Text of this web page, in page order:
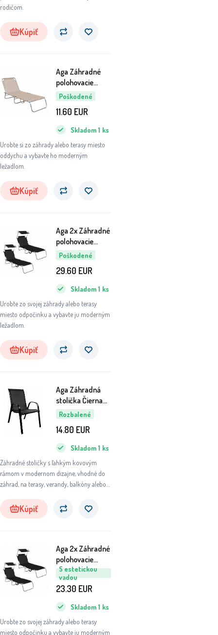
rodičom.
Kúpiť
Poškodené
Aga Záhradné
polohovacie
ležadlo Béžové
6DAZ444 - II.
AKOSŤ
Urobte si zo záhrady alebo terasy miesto
oddychu a vybavte ho moderným
ležadlom.
Skladom 1 ks
11.60 EUR
Kúpiť
Poškodené
Aga 2x Záhradné
polohovacie
ležadlo so
strieškou Čierne
6DAZ443 - II.
AKOSŤ
Urobte zo svojej záhrady alebo terasy
miesto odpočinku a vybavte ju moderným
ležadlom.
Skladom 1 ks
29.60 EUR
Kúpiť
Rozbalené
Aga Záhradná
stolička Čierna
6DAZ442 - II.
AKOSŤ
Záhradné stoličky s ľahkým kovovým
rámom v modernom dizajne, vhodné do
záhrad, na terasy, verandy, balkóny alebo
Skladom 1 ks
14.80 EUR
Kúpiť
S estetickou
vadou
Aga 2x Záhradné
polohovacie
ležadlo so
strieškou Čierne
6DAZ441 - II.
AKOSŤ
Urobte zo svojej záhrady alebo terasy
miesto odpočinku a vybavte ju moderným
Skladom 1 ks
23.30 EUR